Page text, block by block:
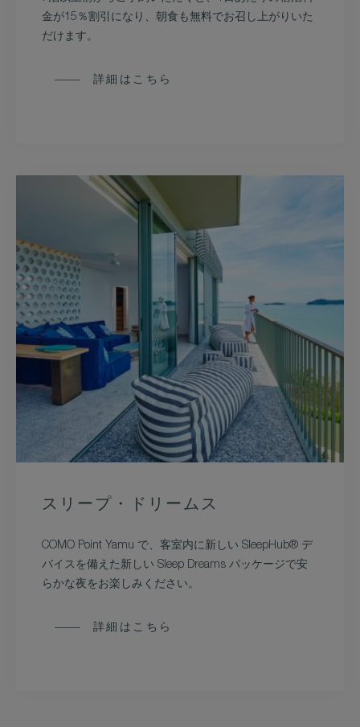
金が15％割引になり、朝食も無料でお召し上がりいた
だけます。
詳細はこちら
スリープ・ドリームス
COMO Point Yamu で、客室内に新しい SleepHub® デ
バイスを備えた新しい Sleep Dreams パッケージで安
らかな夜をお楽しみください。
詳細はこちら